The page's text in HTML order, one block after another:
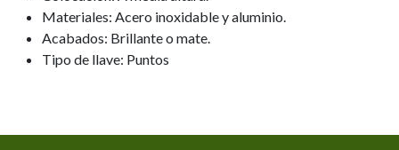
Materiales: Acero inoxidable y aluminio.
Acabados: Brillante o mate.
Tipo de llave: Puntos